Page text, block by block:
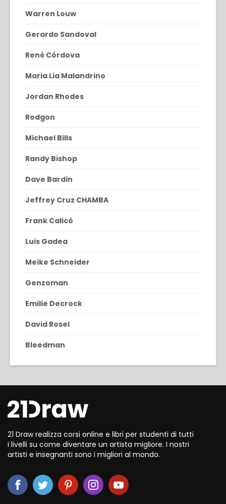
Warren Louw
Gerardo Sandoval
René Córdova
Maria Lia Malandrino
Jordan Rhodes
Rodgon
Michael Bills
Randy Bishop
Dave Bardin
Jeffrey Cruz CHAMBA
Frank Calicó
Luis Gadea
Meike Schneider
Genzoman
Emilie Decrock
David Rosel
Bleedman
21 Draw realizza corsi online e libri per studenti di tutti
i livelli su come diventare un artista migliore. I nostri
artisti e insegnanti sono i migliori al mondo.